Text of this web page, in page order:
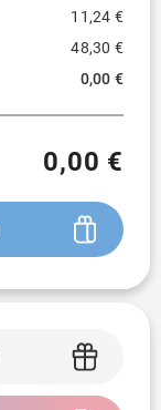
11,24 €
48,30 €
0,00 €
0,00 €